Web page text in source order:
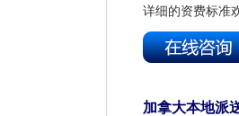
详细的资费标准
加拿大本地派